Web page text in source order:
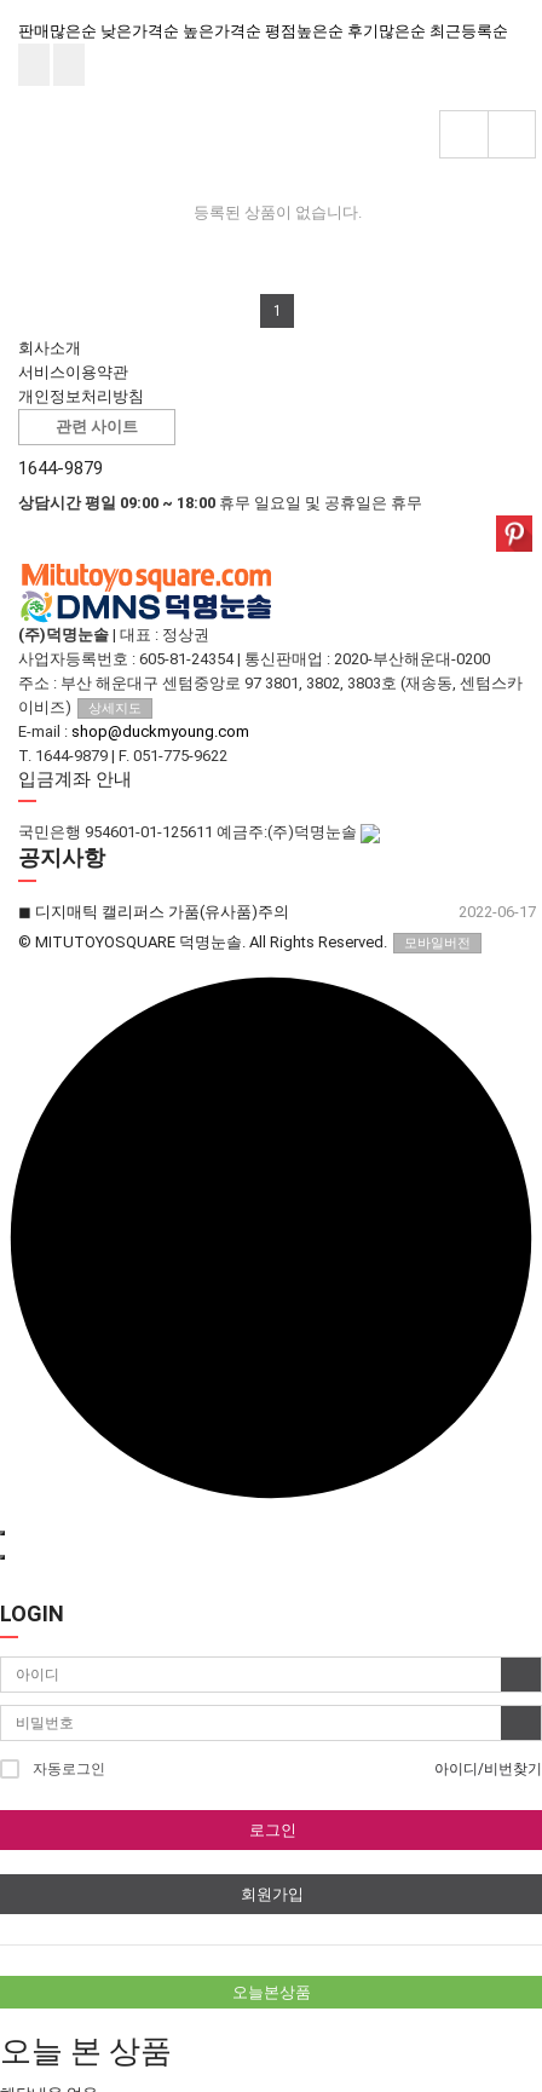
판매많은순 낮은가격순 높은가격순 평점높은순 후기많은순 최근등록순
등록된 상품이 없습니다.
1
회사소개
서비스이용약관
개인정보처리방침
관련 사이트
1644-9879
상담시간 평일 09:00 ~ 18:00 휴무 일요일 및 공휴일은 휴무
(주)덕명눈솔 | 대표 : 정상권
사업자등록번호 : 605-81-24354 | 통신판매업 : 2020-부산해운대-0200
주소 : 부산 해운대구 센텀중앙로 97 3801, 3802, 3803호 (재송동, 센텀스카
이비즈)
상세지도
E-mail : shop@duckmyoung.com
T. 1644-9879 | F. 051-775-9622
입금계좌 안내
국민은행 954601-01-125611 예금주:(주)덕명눈솔
공지사항
◼︎ 디지매틱 캘리퍼스 가품(유사품)주의
2022-06-17
© MITUTOYOSQUARE 덕명눈솔. All Rights Reserved.
모바일버전
LOGIN
자동로그인 아이디/비번찾기
로그인
회원가입
오늘본상품
오늘 본 상품